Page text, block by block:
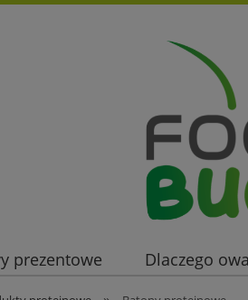
prezentowe Dlaczego